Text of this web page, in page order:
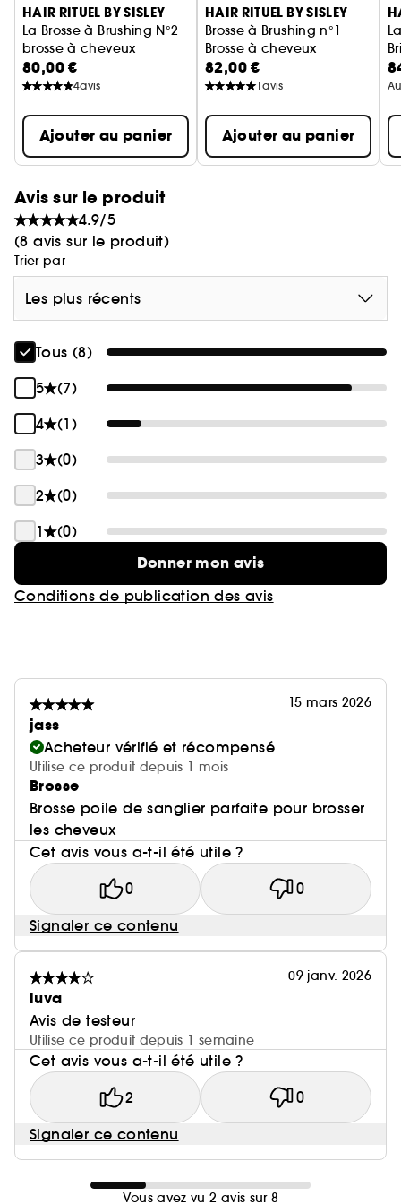
HAIR RITUEL BY SISLEY
La Brosse à Brushing N°2
brosse à cheveux
80,00 €
4avis
Ajouter au panier
HAIR RITUEL BY SISLEY
Brosse à Brushing n°1
Brosse à cheveux
82,00 €
1avis
Ajouter au panier
Avis sur le produit
4.9/5
(8 avis sur le produit)
Trier par
Les plus récents
Tous (8)
5
(7)
4
(1)
3
(0)
2
(0)
1
(0)
Donner mon avis
Conditions de publication des avis
15 mars 2026
jass
Acheteur vérifié et récompensé
Utilise ce produit depuis 1 mois
Brosse
Brosse poile de sanglier parfaite pour brosser
les cheveux
Cet avis vous a-t-il été utile ?
0 0
Signaler ce contenu
09 janv. 2026
luva
Avis de testeur
Utilise ce produit depuis 1 semaine
Cet avis vous a-t-il été utile ?
2 0
Signaler ce contenu
Vous avez vu 2 avis sur 8